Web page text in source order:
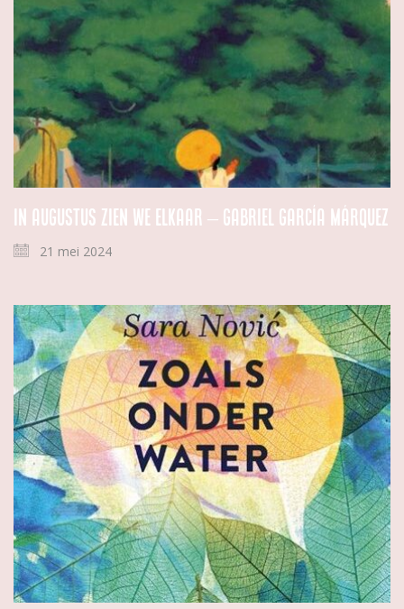
In augustus zien we elkaar – Gabriel García Márquez
21 mei 2024